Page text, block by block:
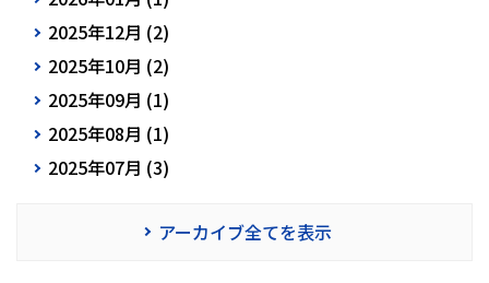
2025年12月 (2)
2025年10月 (2)
2025年09月 (1)
2025年08月 (1)
2025年07月 (3)
アーカイブ全てを表示